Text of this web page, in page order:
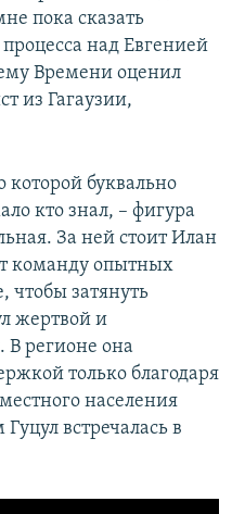
пока сказать
над Евгенией
Времени оценил
из Гагаузии,
которой буквально
кто знал, – фигура
За ней стоит Илан
команду опытных
чтобы затянуть
жертвой и
В регионе она
только благодаря
населения
встречалась в